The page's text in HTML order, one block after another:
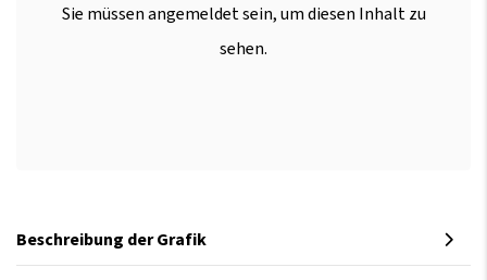
Sie müssen angemeldet sein, um diesen Inhalt zu
sehen.
Beschreibung der Grafik